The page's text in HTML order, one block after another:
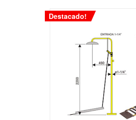
Destacado!